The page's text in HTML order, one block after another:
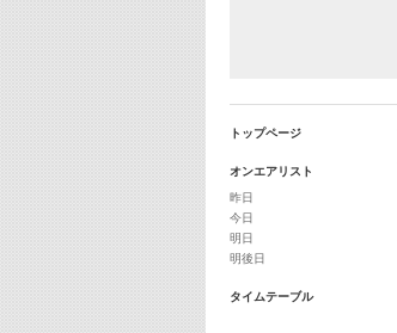
トップページ
オンエアリスト
昨日
今日
明日
明後日
タイムテーブル